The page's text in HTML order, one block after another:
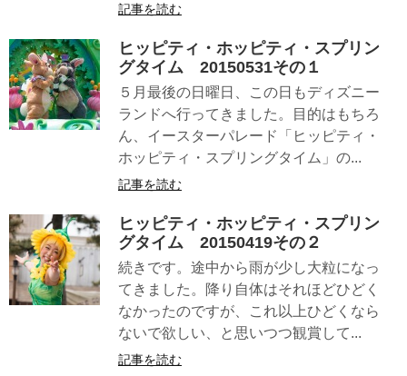
記事を読む
ヒッピティ・ホッピティ・スプリン
グタイム 20150531その１
５月最後の日曜日、この日もディズニー
ランドへ行ってきました。目的はもちろ
ん、イースターパレード「ヒッピティ・
ホッピティ・スプリングタイム」の...
記事を読む
ヒッピティ・ホッピティ・スプリン
グタイム 20150419その２
続きです。途中から雨が少し大粒になっ
てきました。降り自体はそれほどひどく
なかったのですが、これ以上ひどくなら
ないで欲しい、と思いつつ観賞して...
記事を読む